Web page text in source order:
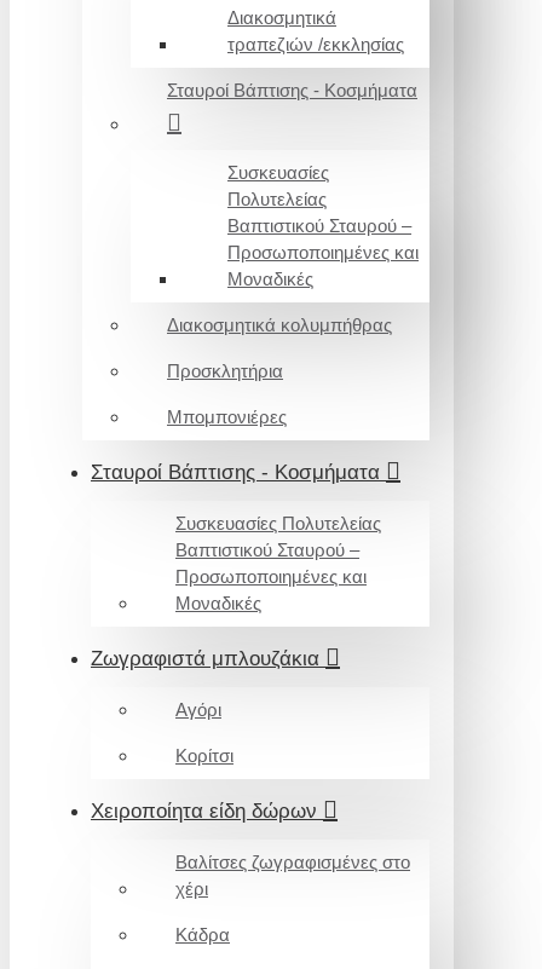
Διακοσμητικά
τραπεζιών /εκκλησίας
Σταυροί Βάπτισης - Κοσμήματα
Συσκευασίες
Πολυτελείας
Βαπτιστικού Σταυρού –
Προσωποποιημένες και
Μοναδικές
Διακοσμητικά κολυμπήθρας
Προσκλητήρια
Μπομπονιέρες
Σταυροί Βάπτισης - Κοσμήματα
Συσκευασίες Πολυτελείας
Βαπτιστικού Σταυρού –
Προσωποποιημένες και
Μοναδικές
Ζωγραφιστά μπλουζάκια
Αγόρι
Κορίτσι
Χειροποίητα είδη δώρων
Βαλίτσες ζωγραφισμένες στο
χέρι
Κάδρα